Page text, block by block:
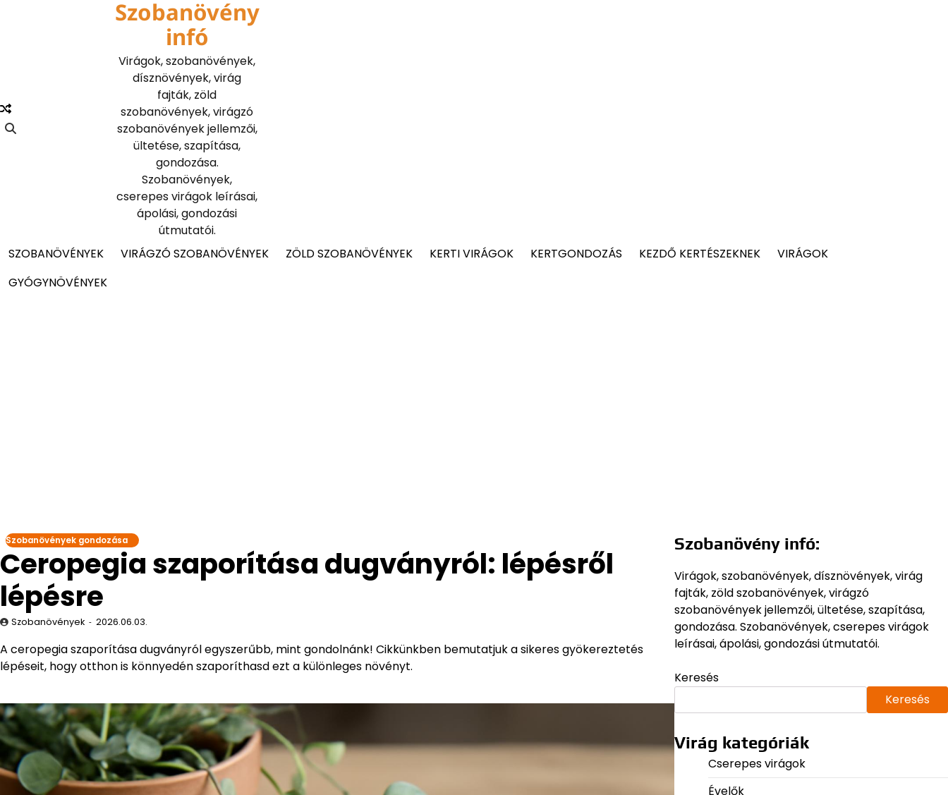
Szobanövény
infó
Virágok, szobanövények,
dísznövények, virág
fajták, zöld
szobanövények, virágzó
szobanövények jellemzői,
ültetése, szapítása,
gondozása.
Szobanövények,
cserepes virágok leírásai,
ápolási, gondozási
útmutatói.
SZOBANÖVÉNYEK
VIRÁGZÓ SZOBANÖVÉNYEK ZÖLD SZOBANÖVÉNYEK KERTI VIRÁGOK KERTGONDOZÁS KEZDŐ KERTÉSZEKNEK
VIRÁGOK
GYÓGYNÖVÉNYEK
Szobanövények gondozása
Ceropegia szaporítása dugványról: lépésről
lépésre
Szobanövények 2026.06.03.
A ceropegia szaporítása dugványról egyszerűbb, mint gondolnánk! Cikkünkben bemutatjuk a sikeres gyökereztetés
lépéseit, hogy otthon is könnyedén szaporíthasd ezt a különleges növényt.
Szobanövény infó:
Virágok, szobanövények, dísznövények, virág
fajták, zöld szobanövények, virágzó
szobanövények jellemzői, ültetése, szapítása,
gondozása. Szobanövények, cserepes virágok
leírásai, ápolási, gondozási útmutatói.
Keresés
Keresés
Virág kategóriák
Cserepes virágok
Évelők